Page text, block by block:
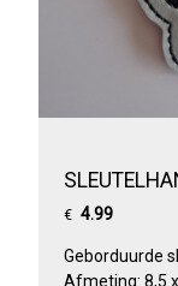
€ 4.99
Geborduurde
Afmeting: 8,5